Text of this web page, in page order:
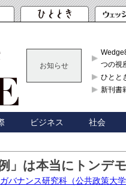
お知らせ
つの視
ひとと
新刊書
ビジネス 社会
」は本当にトンデ
バナンス研究科（公共政策大学